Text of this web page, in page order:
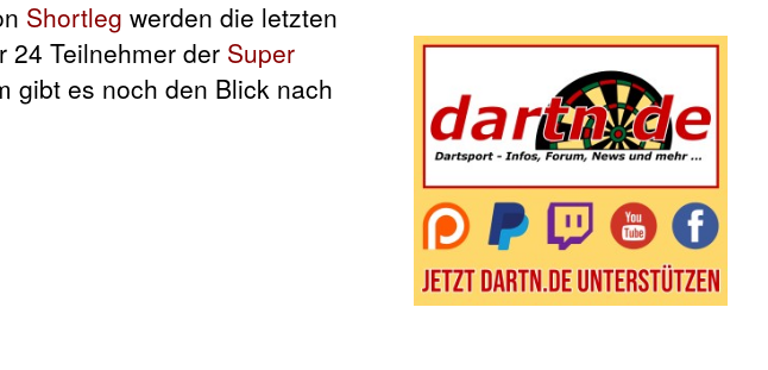
Shortleg werden die letzten
24 Teilnehmer der Super
gibt es noch den Blick nach